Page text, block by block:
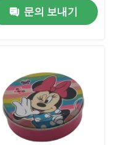
문의 보내기